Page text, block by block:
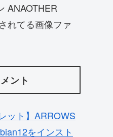
ANAOTHER
れてる画像ファ
ント
ット】ARROWS
をインスト